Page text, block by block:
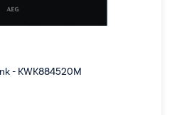
- KWK884520M